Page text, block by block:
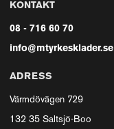
KONTAKT
08 - 716 60 70
info@mtyrkesklader.se
ADRESS
Värmdövägen 729
132 35 Saltsjö-Boo